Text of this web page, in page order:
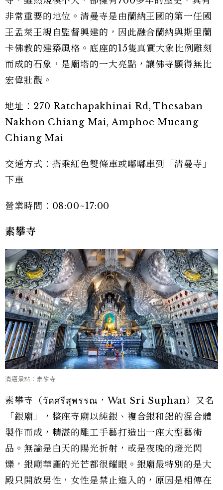
非常重要的地位。清曼寺是由蘭納王國的第一任國
王孟萊王親自監督興建的，因此融合蘭納與斯里蘭
卡佛教的建築風格。底座的15隻真實大象比例雕刻
而成的石象，是廟塔的一大亮點，讓佛寺顯得無比
宏偉壯觀。
地址：270 Ratchapakhinai Rd, Thesaban
Nakhon Chiang Mai, Amphoe Mueang
Chiang Mai
交通方式：搭乘紅色雙條車或嘟嘟車到「清曼寺」
下車
營業時間：08:00~17:00
素攀寺
清邁景點：素攀寺
素攀寺（วัดศรีสุพรรณ，Wat Sri Suphan）又名
「銀廟」，整座寺廟以純銀、複合銀和鋁的混合體
製作而成，精湛的雕工手藝打造出一座大型藝術
品。無論是白天的陽光折射，或是夜晚的燈光閃
爍，銀廟華麗的光芒都很耀眼。銀廟最特別的是大
殿只開放男性，女性是禁止進入的，原因是相傳在